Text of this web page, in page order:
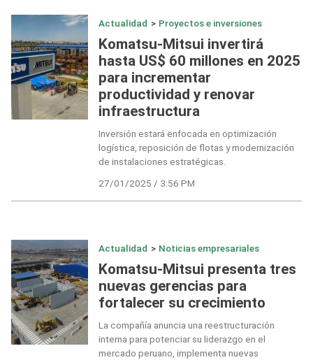
Actualidad > Proyectos e inversiones
Komatsu-Mitsui invertirá
hasta US$ 60 millones en 2025
para incrementar
productividad y renovar
infraestructura
Inversión estará enfocada en optimización
logística, reposición de flotas y modernización
de instalaciones estratégicas.
27/01/2025 / 3:56 PM
Actualidad > Noticias empresariales
Komatsu-Mitsui presenta tres
nuevas gerencias para
fortalecer su crecimiento
La compañía anuncia una reestructuración
interna para potenciar su liderazgo en el
mercado peruano, implementa nuevas